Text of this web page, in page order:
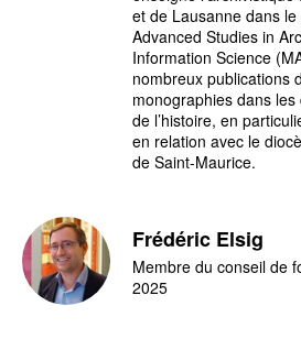
et de Lausanne dans
Advanced Studies in
Information Science
nombreux publications
monographies dans
de l’histoire, en
en relation avec le
de Saint-Maurice.
Frédéric Elsig
Membre du conseil de
2025